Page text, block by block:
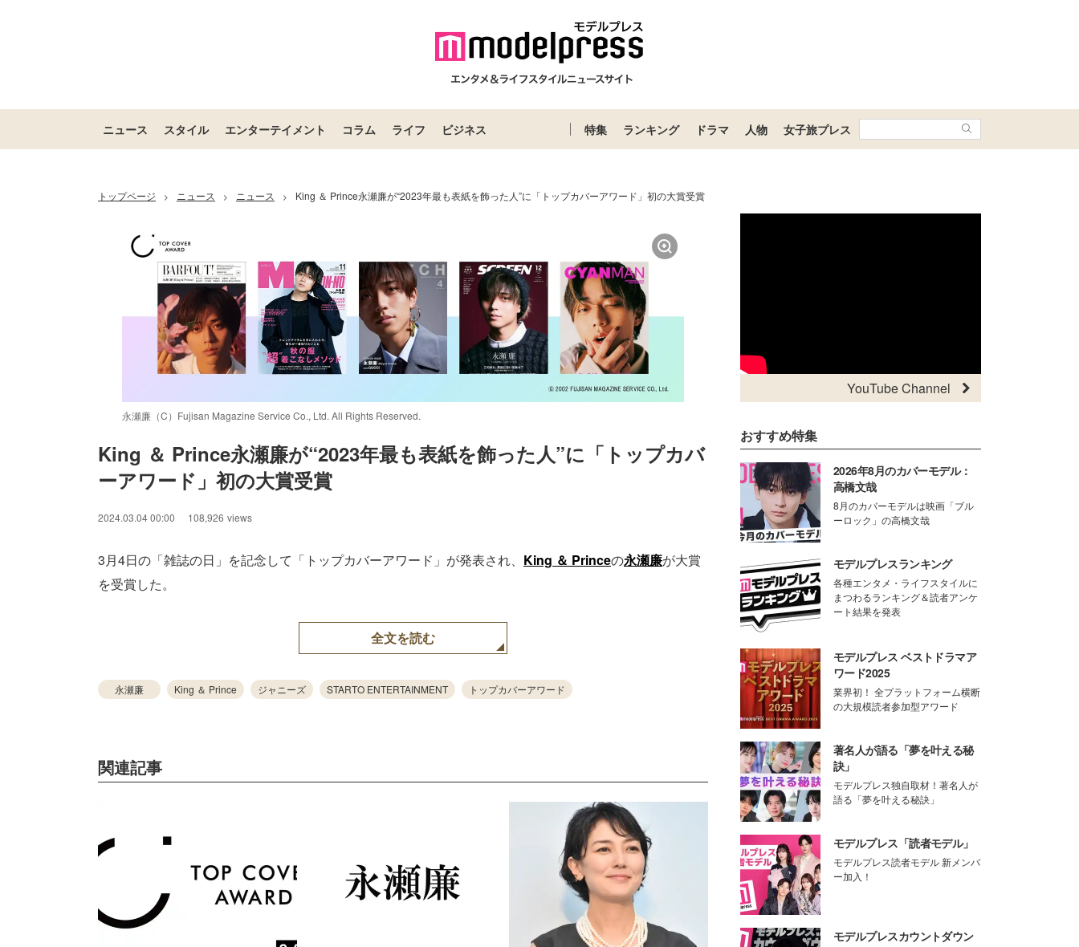
ニュース スタイル エンターテイメント コラム ライフ ビジネス 特集 ランキング ドラマ 人物 女子旅プレス
トップページ > ニュース > ニュース > King ＆ Prince永瀬廉が“2023年最も表紙を飾った人”に「トップカバーアワード」初の大賞受賞
永瀬廉（C）Fujisan Magazine Service Co., Ltd. All Rights Reserved.
Unmute
King ＆ Prince永瀬廉が“2023年最も表紙を飾った人”に「トップカバ
ーアワード」初の大賞受賞
2024.03.04 00:00 108,926 views
3月4日の「雑誌の日」を記念して「トップカバーアワード」が発表され、 King ＆ Princeの永瀬廉が大賞
を受賞した。
全文を読む
永瀬廉 King ＆ Prince ジャニーズ STARTO ENTERTAINMENT トップカバーアワード
関連記事
YouTube Channel
おすすめ特集
2026年8月のカバーモデル：
高橋文哉
8月のカバーモデルは映画「ブル
ーロック」の高橋文哉
モデルプレスランキング
各種エンタメ・ライフスタイルに
まつわるランキング＆読者アンケ
ート結果を発表
モデルプレス ベストドラマア
ワード2025
業界初！ 全プラットフォーム横断
の大規模読者参加型アワード
著名人が語る「夢を叶える秘
訣」
モデルプレス独自取材！著名人が
語る「夢を叶える秘訣」
モデルプレス「読者モデル」
モデルプレス読者モデル 新メンバ
ー加入！
モデルプレスカウントダウン